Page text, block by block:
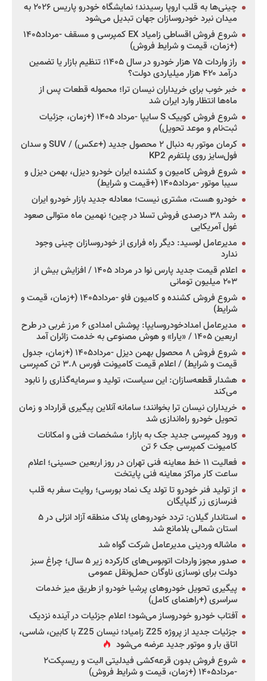
چینی‌ها به قلب اروپا رسیدند؛ نمایشگاه خودرو پاریس ۲۰۲۶ به
میدان نبرد خودروسازان جهان تبدیل می‌شود
شروع فروش اقساطی زامیاد EX کمپرسی و مسقف -مرداد۱۴۰۵
(+زمان، قیمت و شرایط فروش)
راز واردات ۷۵ هزار خودرو در سال ۱۴۰۵؛ تنظیم بازار یا تضمین
درآمد ۴۲۰ هزار میلیاردی دولت؟
خبر خوب برای خریداران نیسان ترا؛ محموله قطعات پس از
ماه‌ها انتظار وارد ایران شد
شروع فروش کوییک S سایپا -مرداد ۱۴۰۵ (+زمان، جزئیات
ثبت‌نام و موعد تحویل)
کرمان موتور به دنبال ۲ محصول جدید (+عکس) / SUV و سدان
فول‌سایز روی پلتفرم KP2
شروع فروش کامیون و کشنده ایران خودرو دیزل، بهمن دیزل و
سیبا موتور -مرداد۱۴۰۵ (+قیمت و شرایط)
خودرو هست، مشتری نیست؛ معادله جدید بازار خودرو ایران
رشد ۳۸ درصدی فروش تسلا در چین؛ نهمین ماه متوالی صعود
غول آمریکایی
مدیرعامل لوسید: دیگر راه فراری از خودروسازان چینی وجود
ندارد
اعلام قیمت جدید پارس نوا در مرداد ۱۴۰۵ / افزایش بیش از
۲۰۳ میلیون تومانی
شروع فروش کشنده و کامیون فاو -مرداد۱۴۰۵ (+زمان، قیمت و
شرایط)
مدیرعامل امدادخودروسایپا: پوشش امدادی ۶ مرز غربی در طرح
اربعین ۱۴۰۵ / «یارا» و هوش مصنوعی به خدمت زائران آمد
شروع فروش ۸ محصول بهمن دیزل -مرداد۱۴۰۵ (+زمان، جدول
قیمت و شرایط) / اعلام قیمت کامیونت فورس ۳.۸ تن کمپرسی
هشدار قطعه‌سازان: این سیاست، تولید و سرمایه‌گذاری را نابود
می‌کند
خریداران نیسان ترا بخوانند؛ سامانه آنلاین پیگیری قرارداد و زمان
تحویل خودرو راه‌اندازی شد
ورود کمپرسی جدید جک به بازار؛ مشخصات فنی و امکانات
کامیونت کمپرسی جک ۶ تن
فعالیت ۱۱ خط معاینه فنی تهران در روز اربعین حسینی؛ اعلام
ساعت کار مراکز معاینه فنی پایتخت
از تولید فنر خودرو تا تولد یک نماد بورسی؛ روایت سفر به قلب
فنرسازی زر گلپایگان
استاندار گیلان: تردد خودروهای پلاک منطقه آزاد انزلی در ۵
استان شمالی بلامانع شد
ماشاله وردینی مدیرعامل شرکت گواه شد
صدور مجوز واردات اتوبوس‌های کارکرده زیر ۵ سال؛ چراغ سبز
دولت برای نوسازی ناوگان حمل‌ونقل عمومی
پیگیری تحویل خودروهای پرشیا خودرو از طریق میز خدمات
سراسری (+راهنمای کامل)
آفتاب خودرو خودروساز می‌شود؛ اعلام جزئیات در آینده نزدیک
جزئیات جدید از پروژه Z25 زامیاد؛ نیسان Z25 با کابین، شاسی،
اتاق بار و موتور جدید عرضه می‌شود
شروع فروش بدون قرعه‌کشی فیدلیتی الیت و ریسپکت۲
-مرداد۱۴۰۵ (+زمان، قیمت و شرایط فروش)